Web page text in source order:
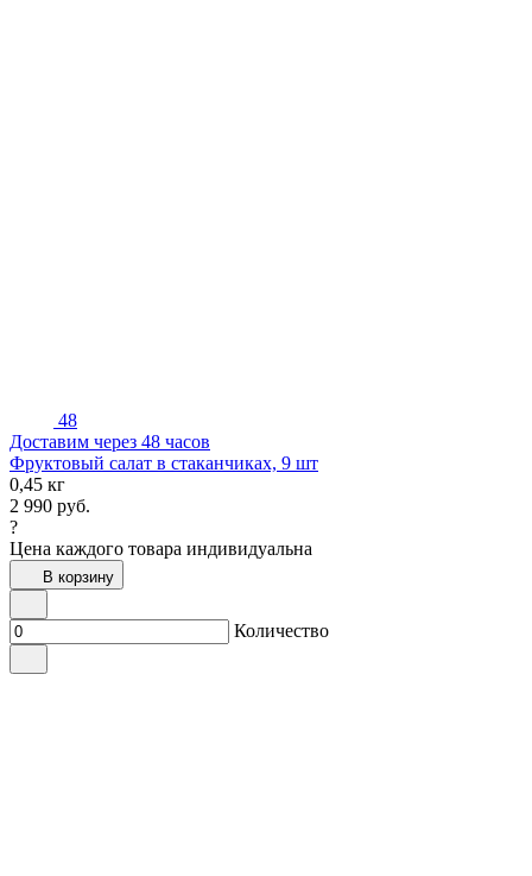
48
Доставим через 48 часов
Фруктовый салат в стаканчиках, 9 шт
0,45 кг
2 990 руб.
?
Цена каждого товара индивидуальна
В корзину
Количество